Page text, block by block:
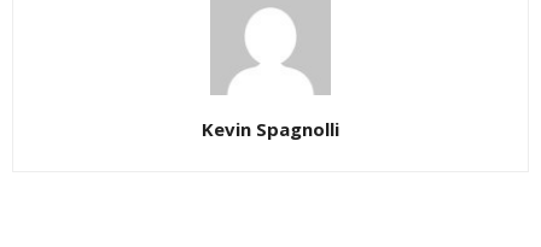
Kevin Spagnolli